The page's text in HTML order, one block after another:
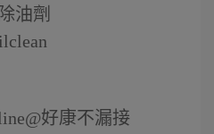
油劑
好康不漏接